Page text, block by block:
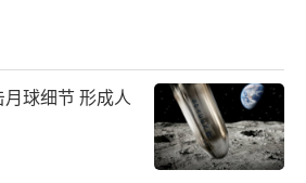
球细节 形成人